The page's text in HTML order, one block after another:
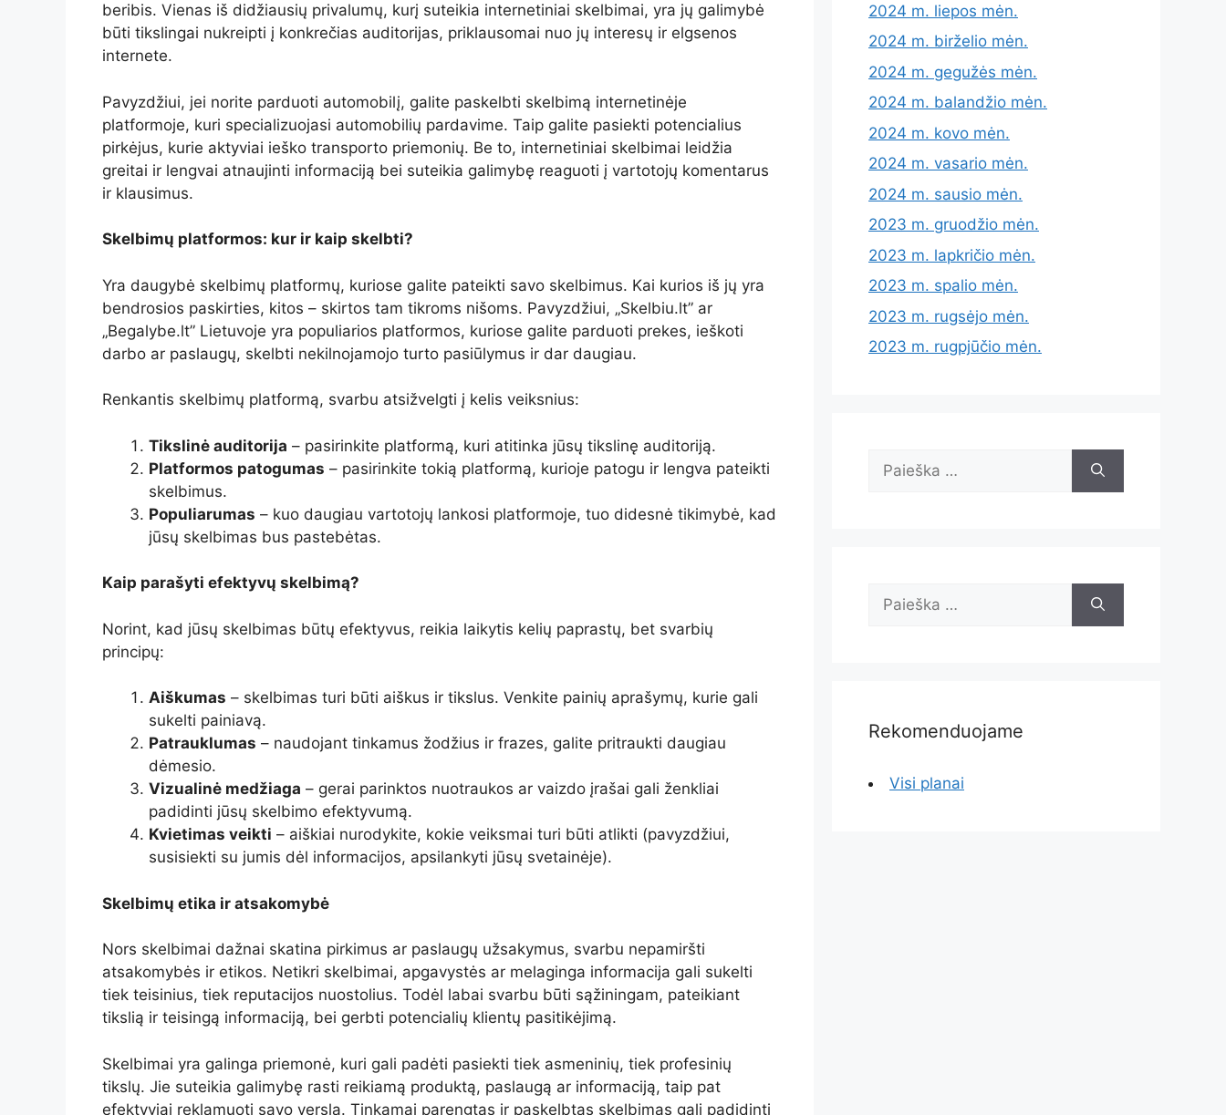
beribis. Vienas iš didžiausių privalumų, kurį suteikia internetiniai skelbimai, yra jų galimybė
būti tikslingai nukreipti į konkrečias auditorijas, priklausomai nuo jų interesų ir elgsenos
internete.
Pavyzdžiui, jei norite parduoti automobilį, galite paskelbti skelbimą internetinėje
platformoje, kuri specializuojasi automobilių pardavime. Taip galite pasiekti potencialius
pirkėjus, kurie aktyviai ieško transporto priemonių. Be to, internetiniai skelbimai leidžia
greitai ir lengvai atnaujinti informaciją bei suteikia galimybę reaguoti į vartotojų komentarus
ir klausimus.
Skelbimų platformos: kur ir kaip skelbti?
Yra daugybė skelbimų platformų, kuriose galite pateikti savo skelbimus. Kai kurios iš jų yra
bendrosios paskirties, kitos – skirtos tam tikroms nišoms. Pavyzdžiui, „Skelbiu.lt” ar
„Begalybe.lt” Lietuvoje yra populiarios platformos, kuriose galite parduoti prekes, ieškoti
darbo ar paslaugų, skelbti nekilnojamojo turto pasiūlymus ir dar daugiau.
Renkantis skelbimų platformą, svarbu atsižvelgti į kelis veiksnius:
Tikslinė auditorija – pasirinkite platformą, kuri atitinka jūsų tikslinę auditoriją.
Platformos patogumas – pasirinkite tokią platformą, kurioje patogu ir lengva pateikti
skelbimus.
Populiarumas – kuo daugiau vartotojų lankosi platformoje, tuo didesnė tikimybė, kad
jūsų skelbimas bus pastebėtas.
Kaip parašyti efektyvų skelbimą?
Norint, kad jūsų skelbimas būtų efektyvus, reikia laikytis kelių paprastų, bet svarbių
principų:
Aiškumas – skelbimas turi būti aiškus ir tikslus. Venkite painių aprašymų, kurie gali
sukelti painiavą.
Patrauklumas – naudojant tinkamus žodžius ir frazes, galite pritraukti daugiau
dėmesio.
Vizualinė medžiaga – gerai parinktos nuotraukos ar vaizdo įrašai gali ženkliai
padidinti jūsų skelbimo efektyvumą.
Kvietimas veikti – aiškiai nurodykite, kokie veiksmai turi būti atlikti (pavyzdžiui,
susisiekti su jumis dėl informacijos, apsilankyti jūsų svetainėje).
Skelbimų etika ir atsakomybė
Nors skelbimai dažnai skatina pirkimus ar paslaugų užsakymus, svarbu nepamiršti
atsakomybės ir etikos. Netikri skelbimai, apgavystės ar melaginga informacija gali sukelti
tiek teisinius, tiek reputacijos nuostolius. Todėl labai svarbu būti sąžiningam, pateikiant
tikslią ir teisingą informaciją, bei gerbti potencialių klientų pasitikėjimą.
Skelbimai yra galinga priemonė, kuri gali padėti pasiekti tiek asmeninių, tiek profesinių
tikslų. Jie suteikia galimybę rasti reikiamą produktą, paslaugą ar informaciją, taip pat
efektyviai reklamuoti savo verslą. Tinkamai parengtas ir paskelbtas skelbimas gali padidinti
2024 m. liepos mėn.
2024 m. birželio mėn.
2024 m. gegužės mėn.
2024 m. balandžio mėn.
2024 m. kovo mėn.
2024 m. vasario mėn.
2024 m. sausio mėn.
2023 m. gruodžio mėn.
2023 m. lapkričio mėn.
2023 m. spalio mėn.
2023 m. rugsėjo mėn.
2023 m. rugpjūčio mėn.
Ieškoti:
Ieškoti:
Rekomenduojame
Visi planai